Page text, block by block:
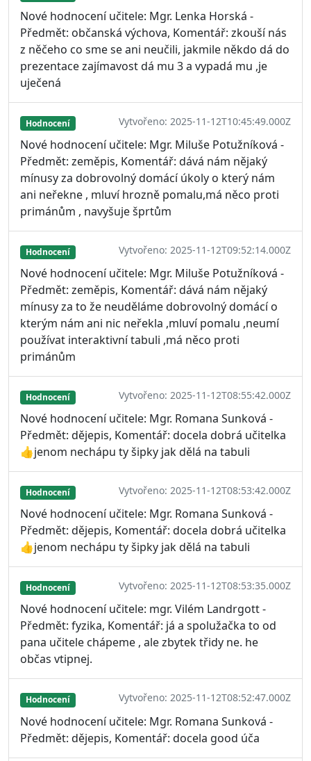
Nové hodnocení učitele: Mgr. Lenka Horská -
Předmět: občanská výchova, Komentář: zkouší nás
z něčeho co sme se ani neučili, jakmile někdo dá do
prezentace zajímavost dá mu 3 a vypadá mu ,je
uječená
Hodnocení Vytvořeno: 2025-11-12T10:45:49.000Z
Nové hodnocení učitele: Mgr. Miluše Potužníková -
Předmět: zeměpis, Komentář: dává nám nějaký
mínusy za dobrovolný domácí úkoly o který nám
ani neřekne , mluví hrozně pomalu,má něco proti
primánům , navyšuje šprtům
Hodnocení Vytvořeno: 2025-11-12T09:52:14.000Z
Nové hodnocení učitele: Mgr. Miluše Potužníková -
Předmět: zeměpis, Komentář: dává nám nějaký
mínusy za to že neuděláme dobrovolný domácí o
kterým nám ani nic neřekla ,mluví pomalu ,neumí
používat interaktivní tabuli ,má něco proti
primánům
Hodnocení Vytvořeno: 2025-11-12T08:55:42.000Z
Nové hodnocení učitele: Mgr. Romana Sunková -
Předmět: dějepis, Komentář: docela dobrá učitelka
👍jenom nechápu ty šipky jak dělá na tabuli
Hodnocení Vytvořeno: 2025-11-12T08:53:42.000Z
Nové hodnocení učitele: Mgr. Romana Sunková -
Předmět: dějepis, Komentář: docela dobrá učitelka
👍jenom nechápu ty šipky jak dělá na tabuli
Hodnocení Vytvořeno: 2025-11-12T08:53:35.000Z
Nové hodnocení učitele: mgr. Vilém Landrgott -
Předmět: fyzika, Komentář: já a spolužačka to od
pana učitele chápeme , ale zbytek třidy ne. he
občas vtipnej.
Hodnocení Vytvořeno: 2025-11-12T08:52:47.000Z
Nové hodnocení učitele: Mgr. Romana Sunková -
Předmět: dějepis, Komentář: docela good úča